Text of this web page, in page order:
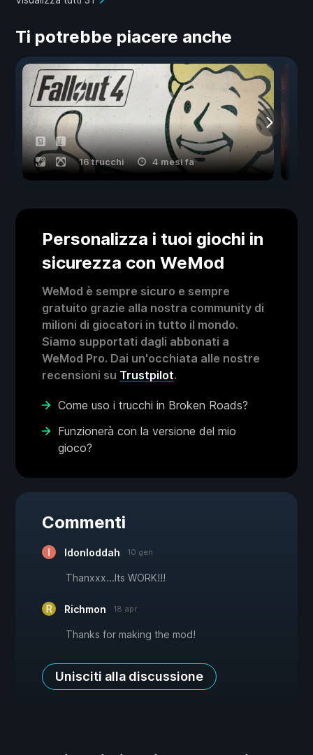
Ti potrebbe piacere anche
16 trucchi 4 mesi fa
Personalizza i tuoi giochi in
sicurezza con WeMod
WeMod è sempre sicuro e sempre
gratuito grazie alla nostra community di
milioni di giocatori in tutto il mondo.
Siamo supportati dagli abbonati a
WeMod Pro. Dai un'occhiata alle nostre
recensioni su Trustpilot.
Come uso i trucchi in Broken Roads?
Funzionerà con la versione del mio
gioco?
Commenti
Idonloddah 10 gen
Thanxxx...Its WORK!!!
Richmon 18 apr
Thanks for making the mod!
Unisciti alla discussione